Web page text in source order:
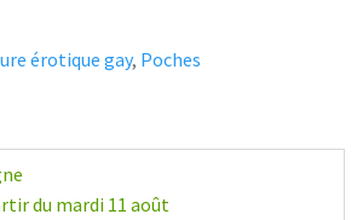
érotique gay, Poches
du mardi 11 août